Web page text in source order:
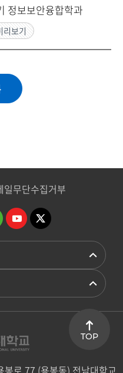
정보보안융합학과
리보기
일무단수집거부
로 77 (용봉동) 전남대학교
TOP